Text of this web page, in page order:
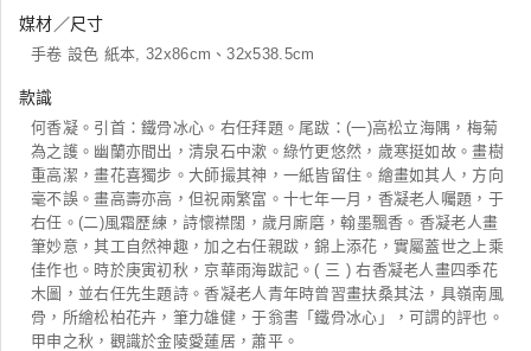
媒材／尺寸
手卷 設色 紙本, 32x86cm、32x538.5cm
款識
何香凝。引首：鐵骨冰心。右任拜題。尾跋：(一)高松立海隅，梅菊
為之護。幽蘭亦間出，清泉石中漱。綠竹更悠然，歲寒挺如故。畫樹
重高潔，畫花喜獨步。大師撮其神，一紙皆留住。繪畫如其人，方向
毫不誤。畫高壽亦高，但祝兩繁富。十七年一月，香凝老人囑題，于
右任。(二)風霜歷練，詩懷襟闊，歲月廝磨，翰墨飄香。香凝老人畫
筆妙意，其工自然神趣，加之右任親跋，錦上添花，實屬蓋世之上乘
佳作也。時於庚寅初秋，京華雨海跋記。( 三 ) 右香凝老人畫四季花
木圖，並右任先生題詩。香凝老人青年時曾習畫扶桑其法，具嶺南風
骨，所繪松柏花卉，筆力雄健，于翁書「鐵骨冰心」，可謂的評也。
甲申之秋，觀識於金陵愛蓮居，蕭平。